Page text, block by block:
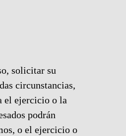
solicitar su
circunstancias,
el ejercicio o la
​​podrán
o el ejercicio o